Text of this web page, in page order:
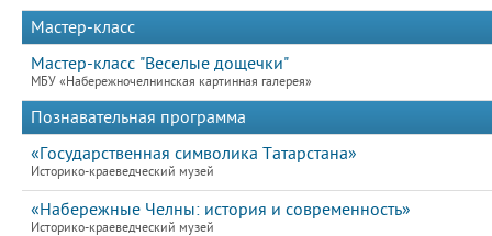
Мастер-класс
Мастер-класс "Веселые дощечки"
МБУ «Набережночелнинская картинная галерея»
Познавательная программа
«Государственная символика Татарстана»
Историко-краеведческий музей
«Набережные Челны: история и современность»
Историко-краеведческий музей